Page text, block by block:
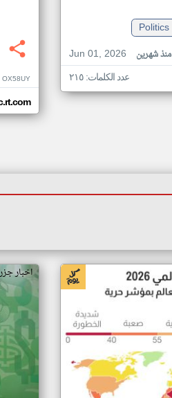
Politics
Jun 01, 2026
منذ شهرين
عدد الكلمات: ٢١٥ OX58UY
اخبار